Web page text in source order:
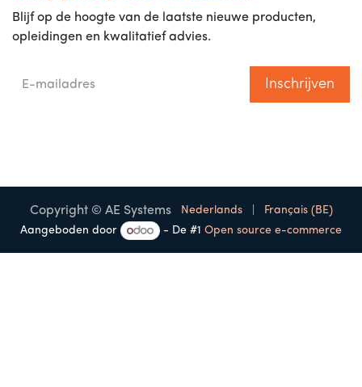
Blijf op de hoogte van de laatste nieuwe producten,
opleidingen en kwalitatief advies.
Inschrijven
Copyright © AE Systems Nederlands
Français (BE)
Aangeboden door
- De #1 Open source e-commerce